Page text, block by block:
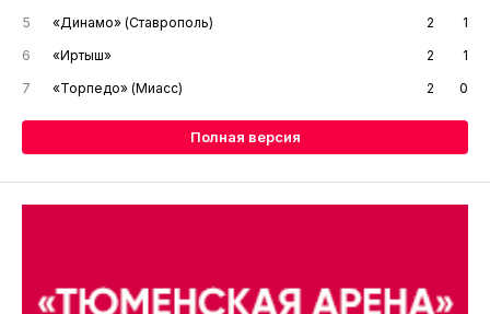
5
«Динамо» (Ставрополь) 2
1
6
«Иртыш» 2
1
7
«Торпедо» (Миасс) 2 0
Полная версия